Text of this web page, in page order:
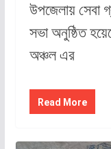
উপজেলায় সেবা
সভা অনুষ্ঠিত
অঞ্চল এর
Read More